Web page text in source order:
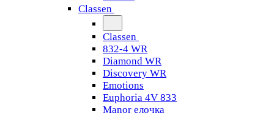
Classen
Classen
832-4 WR
Diamond WR
Discovery WR
Emotions
Euphoria 4V 833
Manor елочка